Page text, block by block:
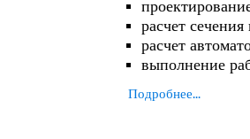
расчет
расчет
выполнение
Подробнее...